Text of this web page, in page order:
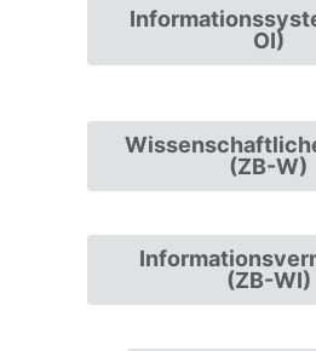
OI)
(ZB-W)
(ZB-WI)